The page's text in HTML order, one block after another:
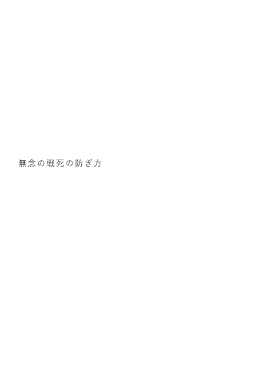
無念の戦死の防ぎ方